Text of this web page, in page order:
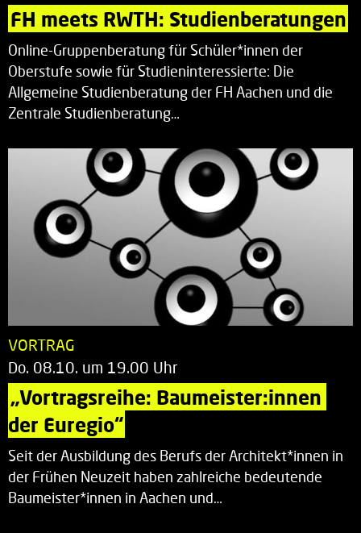
FH meets RWTH: Studienberatungen
Online-Gruppenberatung für Schüler*innen der
Oberstufe sowie für Studieninteressierte: Die
Allgemeine Studienberatung der FH Aachen und die
Zentrale Studienberatung…
VORTRAG
Do. 08.10. um 19.00 Uhr
„Vortragsreihe: Baumeister:innen
der Euregio“
Seit der Ausbildung des Berufs der Architekt*innen in
der Frühen Neuzeit haben zahlreiche bedeutende
Baumeister*innen in Aachen und…